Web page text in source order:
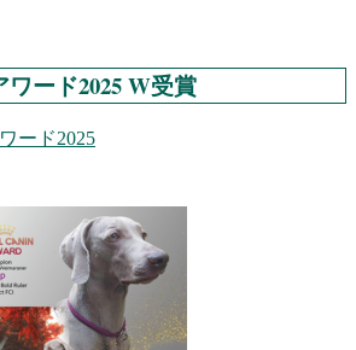
ード2025 W受賞